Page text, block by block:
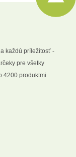
každú príležitosť -
pre všetky
4200 produktmi